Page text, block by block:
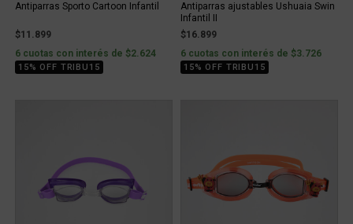
Antiparras Sporto Cartoon Infantil
$11.899
6 cuotas con interés de $2.624
15% OFF TRIBU15
Antiparras ajustables Ushuaia Swin
Infantil II
$16.899
6 cuotas con interés de $3.726
15% OFF TRIBU15